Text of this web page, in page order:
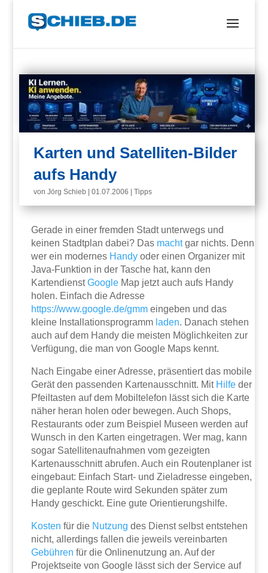
Karten und Satelliten-Bilder
aufs Handy
vonJörg Schieb |01.07.2006 |Tipps
Gerade in einer fremden Stadt unterwegs und
keinen Stadtplan dabei? Das machtgar nichts. Denn
wer ein modernes Handy oder einen Organizer mit
Java-Funktion in der Tasche hat, kann den
KartendienstGoogle Map jetzt auch aufs Handy
holen. Einfach die Adresse
https://www.google.de/gmm eingeben und das
kleine Installationsprogramm laden. Danach stehen
auch auf dem Handy die meisten Möglichkeiten zur
Verfügung, die man von Google Maps kennt.
Nach Eingabe einer Adresse, präsentiert das mobile
Gerät den passenden Kartenausschnitt. Mit Hilfe der
Pfeiltasten auf dem Mobiltelefon lässt sich die Karte
näher heran holen oder bewegen. Auch Shops,
Restaurants oder zum Beispiel Museen werden auf
Wunsch in den Karten eingetragen. Wer mag, kann
sogar Satellitenaufnahmen vom gezeigten
Kartenausschnitt abrufen. Auch ein Routenplaner ist
eingebaut: Einfach Start- und Zieladresse eingeben,
die geplante Route wird Sekunden später zum
Handy geschickt. Eine gute Orientierungshilfe.
Kosten für die Nutzung des Dienst selbst entstehen
nicht, allerdings fallen die jeweils vereinbarten
Gebühren für die Onlinenutzung an. Auf der
Projektseite von Google lässt sich der Service auf